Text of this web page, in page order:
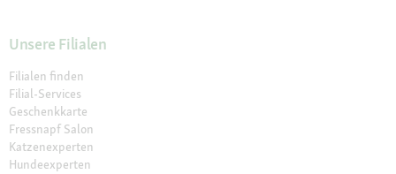
Unsere Filialen
Filialen finden
Filial-Services
Geschenkkarte
Fressnapf Salon
Katzenexperten
Hundeexperten